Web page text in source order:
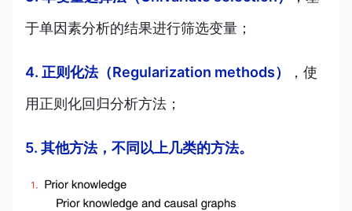
于单因素分析的结果进行筛选变量；
4. 正则化法（Regularization methods）
，使
用正则化回归分析方法；
5. 其他方法，不同以上几类的方法。